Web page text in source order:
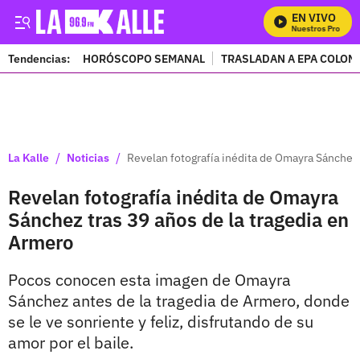
EN VIVO
Mira Todos Nuestros Programas
Tendencias: HORÓSCOPO SEMANAL TRASLADAN A EPA
La Kalle / Noticias / Revelan fotografía inédita de Omayra
Revelan fotografía inédita de Omayra
Sánchez tras 39 años de la tragedia en
Armero
Pocos conocen esta imagen de Omayra
Sánchez antes de la tragedia de Armero, donde
se le ve sonriente y feliz, disfrutando de su
amor por el baile.